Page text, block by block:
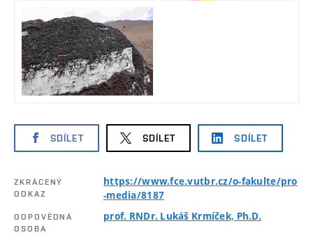
SDÍLET SDÍLET SDÍLET
ZKRÁCENÝ
ODKAZ
https://www.fce.vutbr.cz/o-fakulte/pro
-media/8187
ODPOVĚDNÁ
OSOBA
prof. RNDr. Lukáš Krmíček, Ph.D.